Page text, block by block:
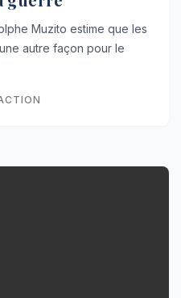
Muzito estime que les
autre façon pour le